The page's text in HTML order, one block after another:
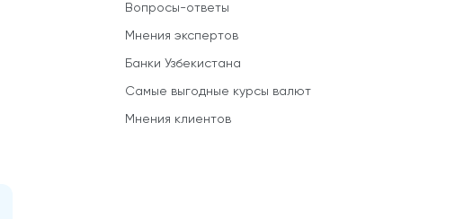
Вопросы-ответы
Мнения экспертов
Банки Узбекистана
Самые выгодные курсы валют
Мнения клиентов